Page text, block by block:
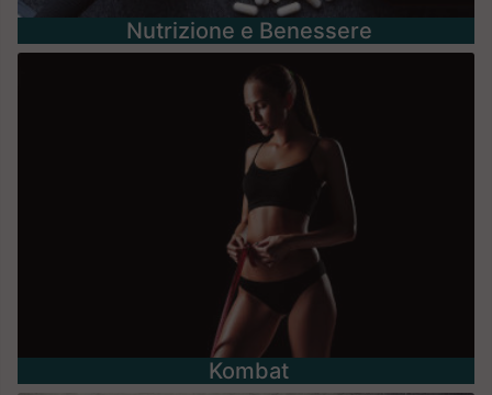
Nutrizione e Benessere
Kombat